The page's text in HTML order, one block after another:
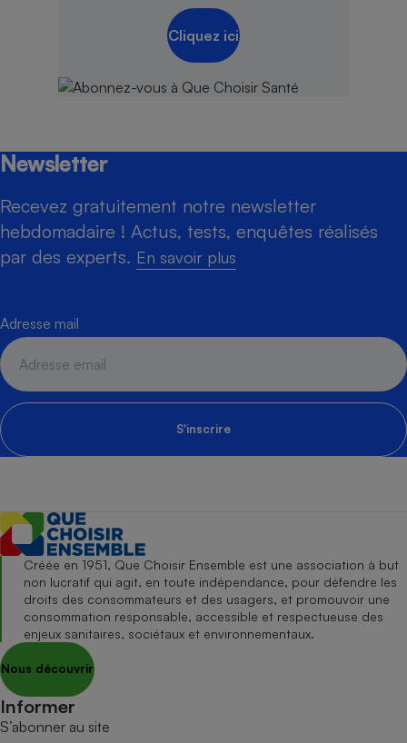
Cliquez ici
Newsletter
Recevez gratuitement notre newsletter
hebdomadaire ! Actus, tests, enquêtes réalisés
par des experts. En savoir plus
Adresse mail
S'inscrire
Créée en 1951, Que Choisir Ensemble est une association à but
non lucratif qui agit, en toute indépendance, pour défendre les
droits des consommateurs et des usagers, et promouvoir une
consommation responsable, accessible et respectueuse des
enjeux sanitaires, sociétaux et environnementaux.
Nous découvrir
Informer
S’abonner au site